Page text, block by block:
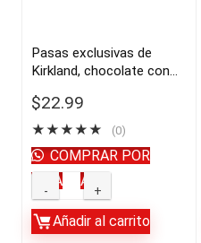
USA
quantity
Pasas exclusivas de
Kirkland, chocolate con
de USA
$22.99
★★★★★ (0)
Pasas
exclusivas
de
Añadir al carrito
COMPRAR POR
WHATSAPP